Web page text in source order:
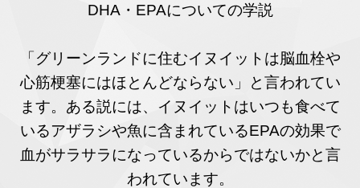
DHA・EPAについての学説
「グリーンランドに住むイヌイットは脳血栓や
心筋梗塞にはほとんどならない」と言われてい
ます。ある説には、イヌイットはいつも食べて
いるアザラシや魚に含まれているEPAの効果で
血がサラサラになっているからではないかと言
われています。